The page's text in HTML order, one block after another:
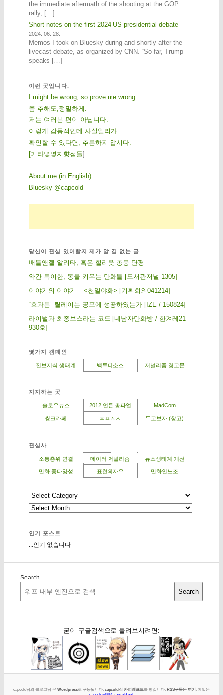
the immediate aftermath of the shooting at the GOP
rally, […]
Short notes on the first 2024 US presidential debate
2024. 06. 28.
Memos I took on Bluesky during and shortly after the
livecast debate, as organized by CNN. “So far, Trump
speaks […]
이런 곳입니다.
I might be wrong, so prove me wrong.
쫌 추해도,정밀하게.
저는 여러분 편이 아닙니다.
이렇게 감동적인데 사실일리가.
확인할 수 있다면, 추론하지 맙시다.
[기 타몇 몇 지 향점 들]
About me (in English)
Bluesky @capcold
당신이 관심 있어할지 제가 알 길 없는 글
배틀앤젤 알리타, 혹은 헐리웃 총몽 단평
약간 특이한, 동물 키우는 만화들 [도서관저널 1305]
이야기의 이야기 – <천일야화> [기획회의041214]
“효과툰” 릴레이는 공포에 성공하였는가 [IZE / 150824]
라이벌과 최종보스라는 코드 [네남자만화방 / 한겨레21
930호]
몇가지 캠페인
진보지식 생태계 백투더소스 저널리즘 경고문
지지하는 곳
슬로우뉴스 2012 언론 총파업 MadCom
씽크카페 ㅍㅍㅅㅅ 두고보자 (창고)
관심사
소통층위 연결 데이터 저널리즘 뉴스생태계 개선
만화 종다양성 표현의자유 만화인노조
인기 포스트
...인기 없습니다
Search
Search
굳이 구글검색으로 돌려보시려면:
capcold님의 블로그님 은 Wordpress로 구동됩니다. capcold식 카피레프트를 챙깁니다. RSS구독은 여기. 메일은